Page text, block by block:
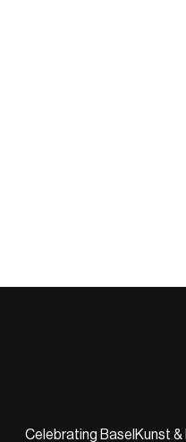
Celebrating Basel Kunst &